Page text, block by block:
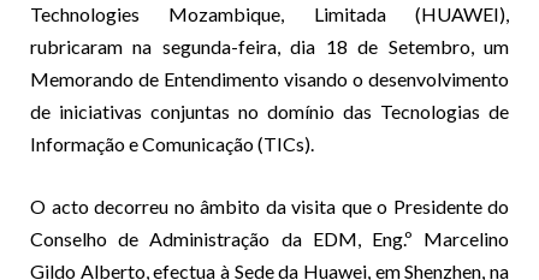
Technologies Mozambique, Limitada (HUAWEI),
rubricaram na segunda-feira, dia 18 de Setembro, um
Memorando de Entendimento visando o desenvolvimento
de iniciativas conjuntas no domínio das Tecnologias de
Informação e Comunicação (TICs).
O acto decorreu no âmbito da visita que o Presidente do
Conselho de Administração da EDM, Eng.º Marcelino
Gildo Alberto, efectua à Sede da Huawei, em Shenzhen, na